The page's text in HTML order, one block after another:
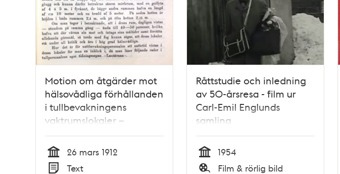
Motion om åtgärder mot
hälsovådliga förhållanden
i tullbevakningens
vaktrumslokaler –
Stadsfullmäktige 1912
Tid
26 mars 1912
Text
Råttstudie och inledning
av 50-årsresa - film ur
Carl-Emil Englunds
samling
Tid
1954
Film & rörlig bild